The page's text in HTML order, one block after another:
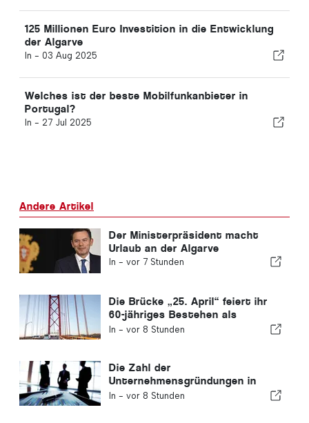
125 Millionen Euro Investition in die Entwicklung
der Algarve
In - 03 Aug 2025
Welches ist der beste Mobilfunkanbieter in
Portugal?
In - 27 Jul 2025
Andere Artikel
Der Ministerpräsident macht
Urlaub an der Algarve
In - vor 7 Stunden
Die Brücke „25. April“ feiert ihr
60-jähriges Bestehen als
Verbindung zwischen Lissabon
In - vor 8 Stunden
Die Zahl der
Unternehmensgründungen in
Portugal sinkt um 4,2 %
In - vor 8 Stunden